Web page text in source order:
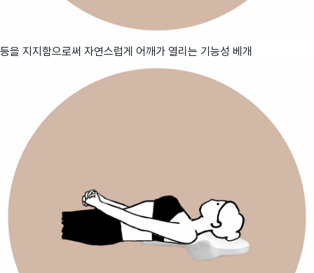
등을 지지함으로써 자연스럽게 어깨가 열리는 기능성 베개